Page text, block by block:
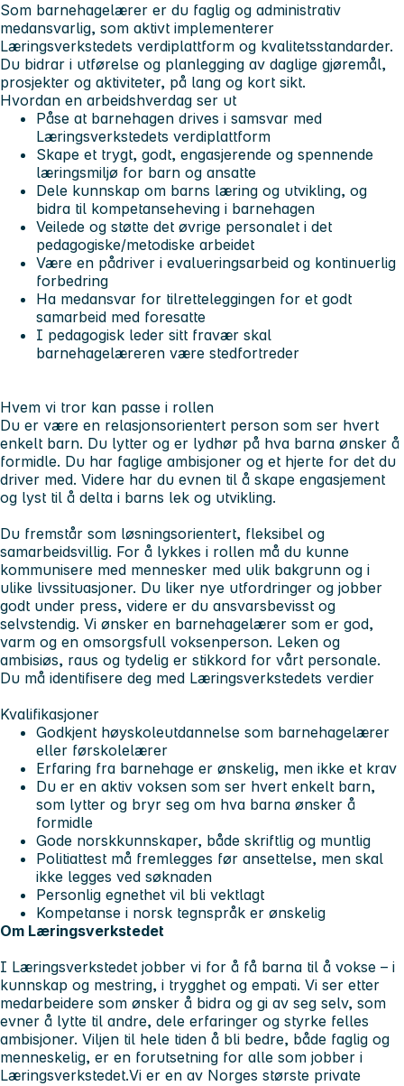
Som barnehagelærer er du faglig og administrativ
medansvarlig, som aktivt implementerer
Læringsverkstedets verdiplattform og kvalitetsstandarder.
Du bidrar i utførelse og planlegging av daglige gjøremål,
prosjekter og aktiviteter, på lang og kort sikt.
Hvordan en arbeidshverdag ser ut
Påse at barnehagen drives i samsvar med
Læringsverkstedets verdiplattform
Skape et trygt, godt, engasjerende og spennende
læringsmiljø for barn og ansatte
Dele kunnskap om barns læring og utvikling, og
bidra til kompetanseheving i barnehagen
Veilede og støtte det øvrige personalet i det
pedagogiske/metodiske arbeidet
Være en pådriver i evalueringsarbeid og kontinuerlig
forbedring
Ha medansvar for tilretteleggingen for et godt
samarbeid med foresatte
I pedagogisk leder sitt fravær skal
barnehagelæreren være stedfortreder
Hvem vi tror kan passe i rollen
Du er være en relasjonsorientert person som ser hvert
enkelt barn. Du lytter og er lydhør på hva barna ønsker å
formidle. Du har faglige ambisjoner og et hjerte for det du
driver med. Videre har du evnen til å skape engasjement
og lyst til å delta i barns lek og utvikling.
Du fremstår som løsningsorientert, fleksibel og
samarbeidsvillig. For å lykkes i rollen må du kunne
kommunisere med mennesker med ulik bakgrunn og i
ulike livssituasjoner. Du liker nye utfordringer og jobber
godt under press, videre er du ansvarsbevisst og
selvstendig. Vi ønsker en barnehagelærer som er god,
varm og en omsorgsfull voksenperson. Leken og
ambisiøs, raus og tydelig er stikkord for vårt personale.
Du må identifisere deg med Læringsverkstedets verdier
Kvalifikasjoner
Godkjent høyskoleutdannelse som barnehagelærer
eller førskolelærer
Erfaring fra barnehage er ønskelig, men ikke et krav
Du er en aktiv voksen som ser hvert enkelt barn,
som lytter og bryr seg om hva barna ønsker å
formidle
Gode norskkunnskaper, både skriftlig og muntlig
Politiattest må fremlegges før ansettelse, men skal
ikke legges ved søknaden
Personlig egnethet vil bli vektlagt
Kompetanse i norsk tegnspråk er ønskelig
Om Læringsverkstedet
I Læringsverkstedet jobber vi for å få barna til å vokse – i
kunnskap og mestring, i trygghet og empati. Vi ser etter
medarbeidere som ønsker å bidra og gi av seg selv, som
evner å lytte til andre, dele erfaringer og styrke felles
ambisjoner. Viljen til hele tiden å bli bedre, både faglig og
menneskelig, er en forutsetning for alle som jobber i
Læringsverkstedet.Vi er en av Norges største private